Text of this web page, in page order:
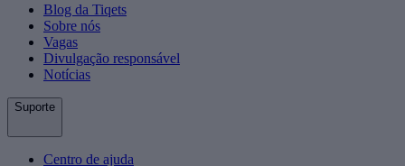
Blog da Tiqets
Sobre nós
Vagas
Divulgação responsável
Notícias
Suporte
Centro de ajuda